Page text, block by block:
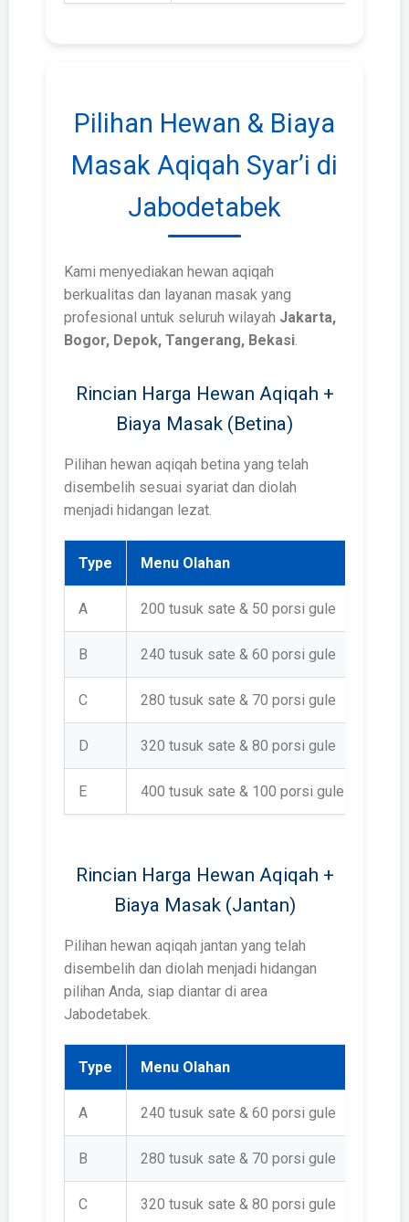
Pilihan Hewan & Biaya
Masak Aqiqah Syar’i di
Jabodetabek
Kami menyediakan hewan aqiqah
berkualitas dan layanan masak yang
profesional untuk seluruh wilayah Jakarta,
Bogor, Depok, Tangerang, Bekasi
Rincian Harga Hewan Aqiqah +
Biaya Masak (Betina)
Pilihan hewan aqiqah betina yang telah
disembelih sesuai syariat dan diolah
menjadi hidangan lezat.
Type Menu Olahan
A 200 tusuk sate & 50 porsi gule
B 240 tusuk sate & 60 porsi gule
C 280 tusuk sate & 70 porsi gule
D 320 tusuk sate & 80 porsi gule
E 400 tusuk sate & 100 porsi gule
Rincian Harga Hewan Aqiqah +
Biaya Masak (Jantan)
Pilihan hewan aqiqah jantan yang telah
disembelih dan diolah menjadi hidangan
pilihan Anda, siap diantar di area
Jabodetabek.
Type Menu Olahan
A 240 tusuk sate & 60 porsi gule
B 280 tusuk sate & 70 porsi gule
C 320 tusuk sate & 80 porsi gule